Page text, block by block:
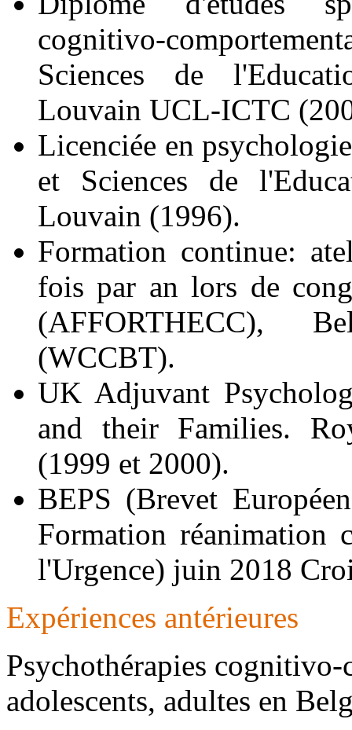
cognitivo-
Sciences de
Louvain UCL-ICTC
Licenciée en
et Sciences de
Louvain (1996).
Formation continue:
fois par an lors de
(AFFORTHECC),
(WCCBT).
UK Adjuvant
and their Families.
(1999 et 2000).
BEPS (Brevet
Formation réanimation
l'Urgence) juin 2018
Expériences antérieures
Psychothérapies
adolescents, adultes en